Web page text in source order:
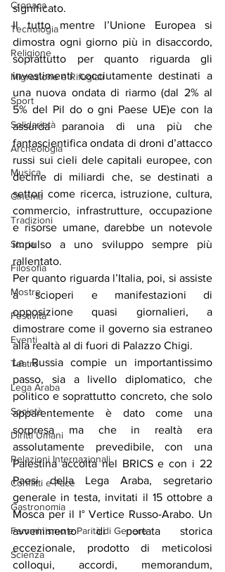
Cronaca
Tecnologia
Religione
Migrazione e Rifugiati
Sport
Solidarietà
Archeologia
Musica
Cinema
Tradizioni
Storia
Filosofia
Mostre
Festività
Eventi
Teatro
Lega Araba
Società
Diritti Umani
Relazioni Internazionali
Conflitti e Pace
Gastronomia
Femminismo e Parità di Genere
Scienza
significato.
Il tutto mentre l’Unione Europea si
dimostra ogni giorno più in disaccordo,
soprattutto per quanto riguarda gli
investimenti cocciutamente destinati a
una nuova ondata di riarmo (dal 2% al
5% del Pil do o gni Paese UE)e con la
assurda paranoia di una più che
fantascientifica ondata di droni d’attacco
russi sui cieli dele capitali europee, con
decine di miliardi che, se destinati a
settori come ricerca, istruzione, cultura,
commercio, infrastrutture, occupazione
e risorse umane, darebbe un notevole
impulso a uno sviluppo sempre più
rallentato.
Per quanto riguarda l’Italia, poi, si assiste
a scioperi e manifestazioni di
opposizione quasi giornalieri, a
dimostrare come il governo sia estraneo
alla realtà al di fuori di Palazzo Chigi.
La Russia compie un importantissimo
passo, sia a livello diplomatico, che
politico e soprattutto concreto, che solo
apparentemente è dato come una
sorpresa ma che in realtà era
assolutamente prevedibile, con una
Palestina accolta nel BRICS e con i 22
Paesi della Lega Araba, segretario
generale in testa, invitati il 15 ottobre a
Mosca per il I° Vertice Russo-Arabo. Un
avvenimento di portata storica
eccezionale, prodotto di meticolosi
colloqui, accordi, memorandum,